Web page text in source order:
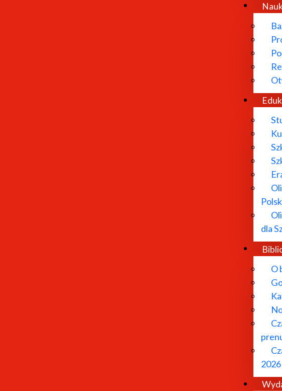
dla
O
Konferencja naukowa poświęcona edycji “Dzieł
Seminarium OSKiLK: „Tonia Lechtman i Helena